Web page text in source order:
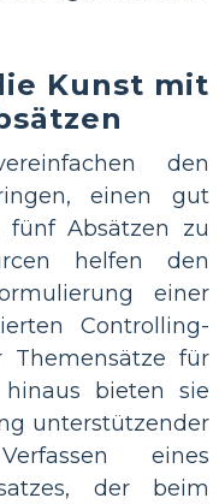
Kunst mit
den
einen gut
Absätzen zu
helfen den
einer
Controlling-
für
bieten sie
unterstützender
eines
der beim